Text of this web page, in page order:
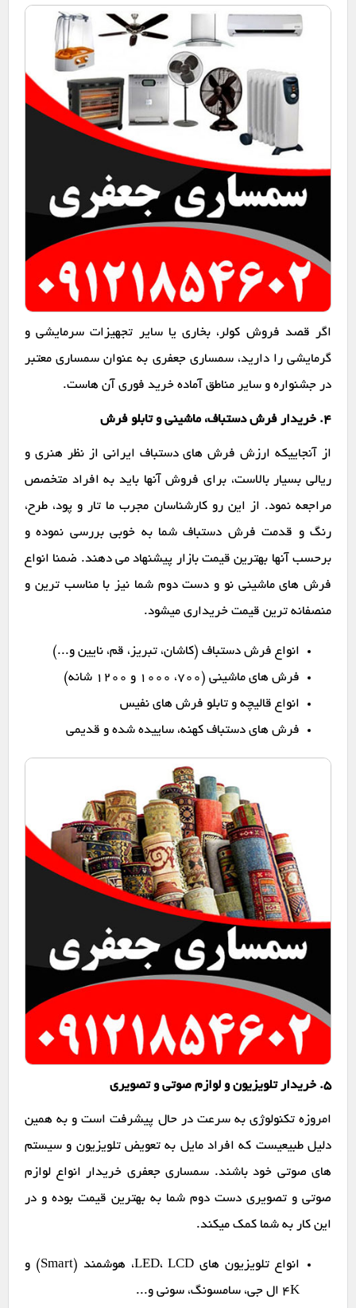
اگر قصد فروش کولر، بخاری یا سایر تجهیزات سرمایشی و
گرمایشی را دارید، سمساری جعفری به عنوان سمساری معتبر
در جشنواره و سایر مناطق آماده خرید فوری آن هاست.
۴. خریدار فرش دستباف، ماشینی و تابلو فرش
از آنجاییکه ارزش فرش های دستباف ایرانی از نظر هنری و
ریالی بسیار بالاست، برای فروش آنها باید به افراد متخصص
مراجعه نمود. از این رو کارشناسان مجرب ما تار و پود، طرح،
رنگ و قدمت فرش دستباف شما به خوبی بررسی نموده و
برحسب آنها بهترین قیمت بازار پیشنهاد می دهند. ضمنا انواع
فرش های ماشینی نو و دست دوم شما نیز با مناسب ترین و
منصفانه ترین قیمت خریداری میشود.
انواع فرش دستباف (کاشان، تبریز، قم، نایین و...)
فرش های ماشینی (۷۰۰، ۱۰۰۰ و ۱۲۰۰ شانه)
انواع قالیچه و تابلو فرش های نفیس
فرش های دستباف کهنه، ساییده شده و قدیمی
۵. خریدار تلویزیون و لوازم صوتی و تصویری
امروزه تکنولوژی به سرعت در حال پیشرفت است و به همین
دلیل طبیعیست که افراد مایل به تعویض تلویزیون و سیستم
های صوتی خود باشند. سمساری جعفری خریدار انواع لوازم
صوتی و تصویری دست دوم شما به بهترین قیمت بوده و در
این کار به شما کمک میکند.
انواع تلویزیون های LED، LCD، هوشمند (Smart) و
4K ال جی، سامسونگ، سونی و...